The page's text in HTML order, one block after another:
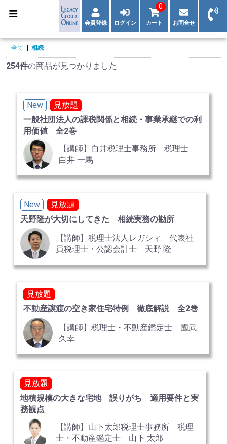
会員登録 ログイン カート
0
お問合せ
全て 相続
254件の商品が見つかりました
New
見放題
一般社団法人の課税関係と相続・事業承継での利
用価値 全2巻
【講師】白井税理士事務所 税理士
白井 一馬
New
見放題
天野隆が大切にしてきた 相続実務の勘所
【講師】税理士法人レガシィ 代表社
員税理士・公認会計士 天野 隆
見放題
不動産譲渡の空き家住宅特例 徹底解説 全2巻
【講師】税理士・不動産鑑定士 國武
久幸
見放題
地積規模の大きな宅地 誤りがち 適用要件と実
務観点
【講師】山下太郎税理士事務所 税理
士・不動産鑑定士 山下 太郎